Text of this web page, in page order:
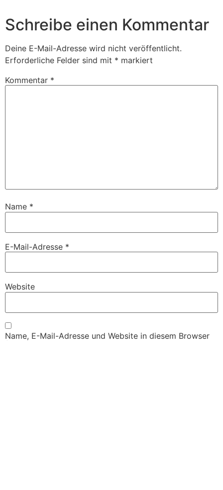
Schreibe einen Kommentar
Deine E-Mail-Adresse wird nicht veröffentlicht.
Erforderliche Felder sind mit * markiert
Kommentar *
Name *
E-Mail-Adresse *
Website
Name, E-Mail-Adresse und Website in diesem Browser
für meinen nächsten Kommentar speichern.